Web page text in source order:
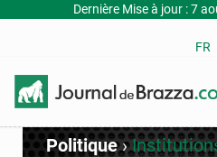
Dernière Mise à jour : 7
FR
Politique›